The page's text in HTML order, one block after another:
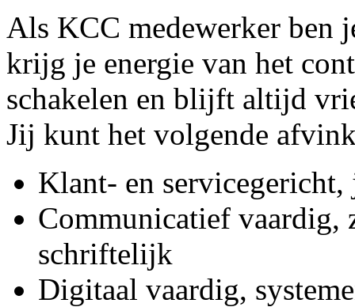
Als KCC medewerker ben
krijg je energie van het
schakelen en blijft altijd
Jij kunt het volgende
Klant- en
Communicatief vaardig,
schriftelijk
Digitaal vaardig,